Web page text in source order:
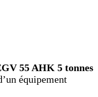
55 AHK 5 tonnes
équipement